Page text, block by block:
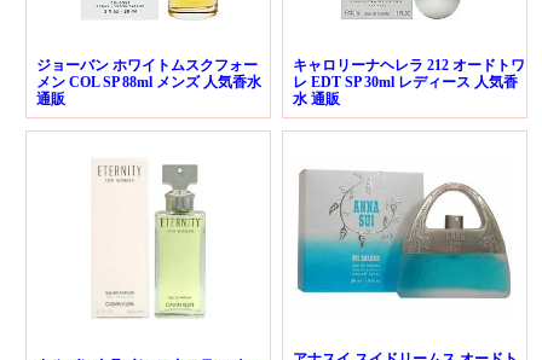
ジョーバン ホワイトムスクフォー
メン COL SP 88ml メンズ 人気香水
通販
キャロリーナヘレラ 212 オードトワ
レ EDT SP 30ml レディース 人気香
水 通販